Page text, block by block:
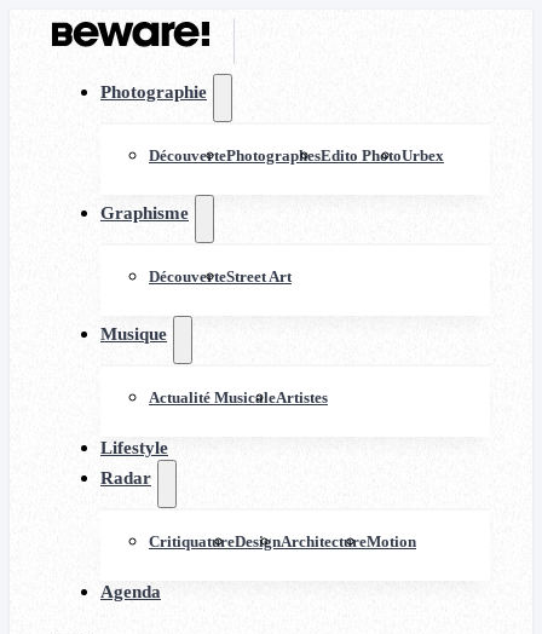
Photographie
DécouvertePhotographesEdito PhotoUrbex
Graphisme
DécouverteStreet Art
Musique
Actualité MusicaleArtistes
Lifestyle
Radar
CritiquatureDesignArchitectureMotion
Agenda